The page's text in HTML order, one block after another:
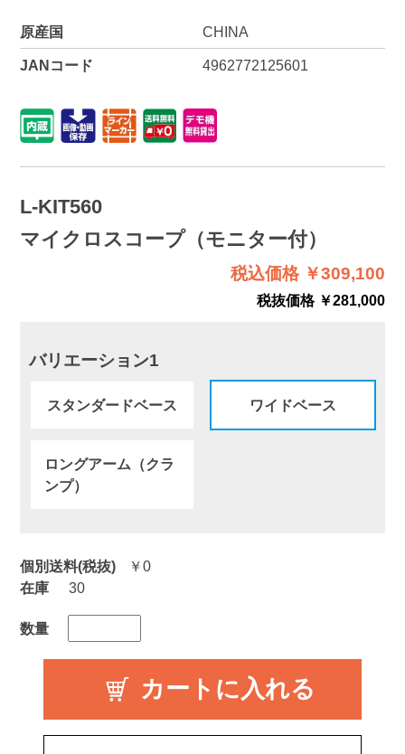
原産国 CHINA
JANコード 4962772125601
L-KIT560
マイクロスコープ（モニター付）
税込価格 ￥309,100
税抜価格 ￥281,000
個別送料(税抜) ￥0
バリエーション1
スタンダードベース ワイドベース
ロングアーム（クラ
ンプ）
在庫 30
数量